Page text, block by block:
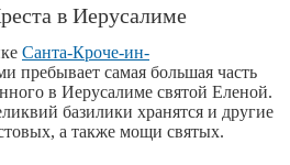
в Иерусалиме
Санта-Кроче-ин-
пребывает самая большая часть
в Иерусалиме святой Еленой.
базилики хранятся и другие
а также мощи святых.